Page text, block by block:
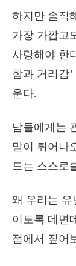
하지만 솔직
가장 가깝고
사랑해야 한
함과 거리감
운다.
남들에게는
말이 튀어나
드는 스스로
왜 우리는 유
이토록 데면
점에서 짚어